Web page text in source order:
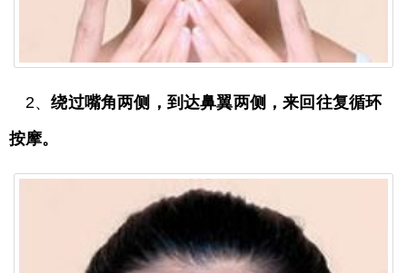
2、绕过嘴角两侧，到达鼻翼两侧，来回往复循环
按摩。